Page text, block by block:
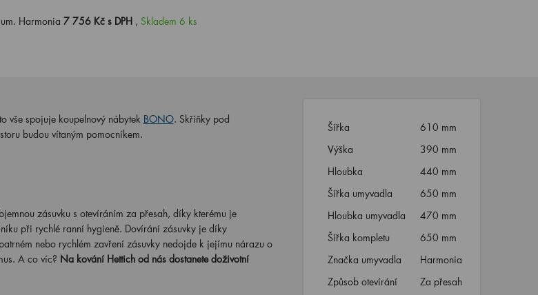
Harmonia7 756 Kč s DPH ,Skladem 6 ks
vše spojuje koupelnový nábytek BONO. Skříňky pod
budou vítaným pomocníkem.
zásuvku s otevíráním za přesah, díky kterému je
při rychlé ranní hygieně. Dovírání zásuvky je díky
nebo rychlém zavření zásuvky nedojde k jejímu nárazu o
A co víc? Na kování Hettich od nás dostanete doživotní
Šířka
610 mm
Výška
390 mm
Hloubka
440 mm
Šířka umyvadla
650 mm
Hloubka umyvadla
470 mm
Šířka kompletu
650 mm
Značka umyvadla
Harmonia
Způsob otevírání
Za přesah